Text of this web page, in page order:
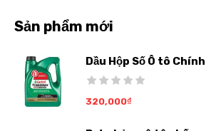
Sản phẩm mới
Dầu Hộp Số Ô tô
320,000₫